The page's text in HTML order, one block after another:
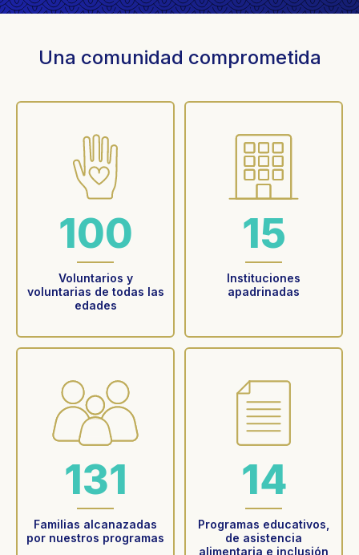
Una comunidad comprometida
100
Voluntarios y
voluntarias de todas las
edades
15
Instituciones
apadrinadas
132
Familias alcanazadas
por nuestros programas
14
Programas educativos,
de asistencia
alimentaria e inclusión